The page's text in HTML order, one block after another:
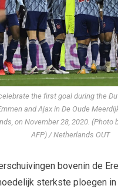
the first goal during the
and Ajax in De Oude
on November 28, 2020. (Photo
AFP) / Netherlands OUT
bovenin de
sterkste ploegen